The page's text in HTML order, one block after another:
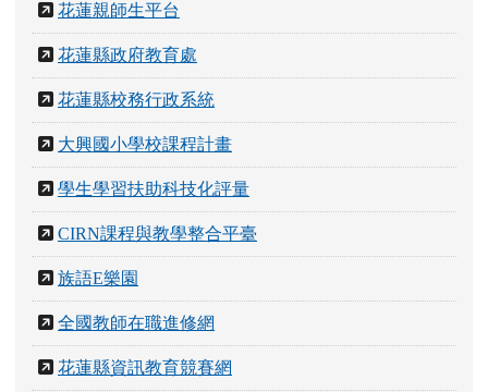
花蓮親師生平台
花蓮縣政府教育處
花蓮縣校務行政系統
大興國小學校課程計畫
學生學習扶助科技化評量
CIRN課程與教學整合平臺
族語E樂園
全國教師在職進修網
花蓮縣資訊教育競賽網